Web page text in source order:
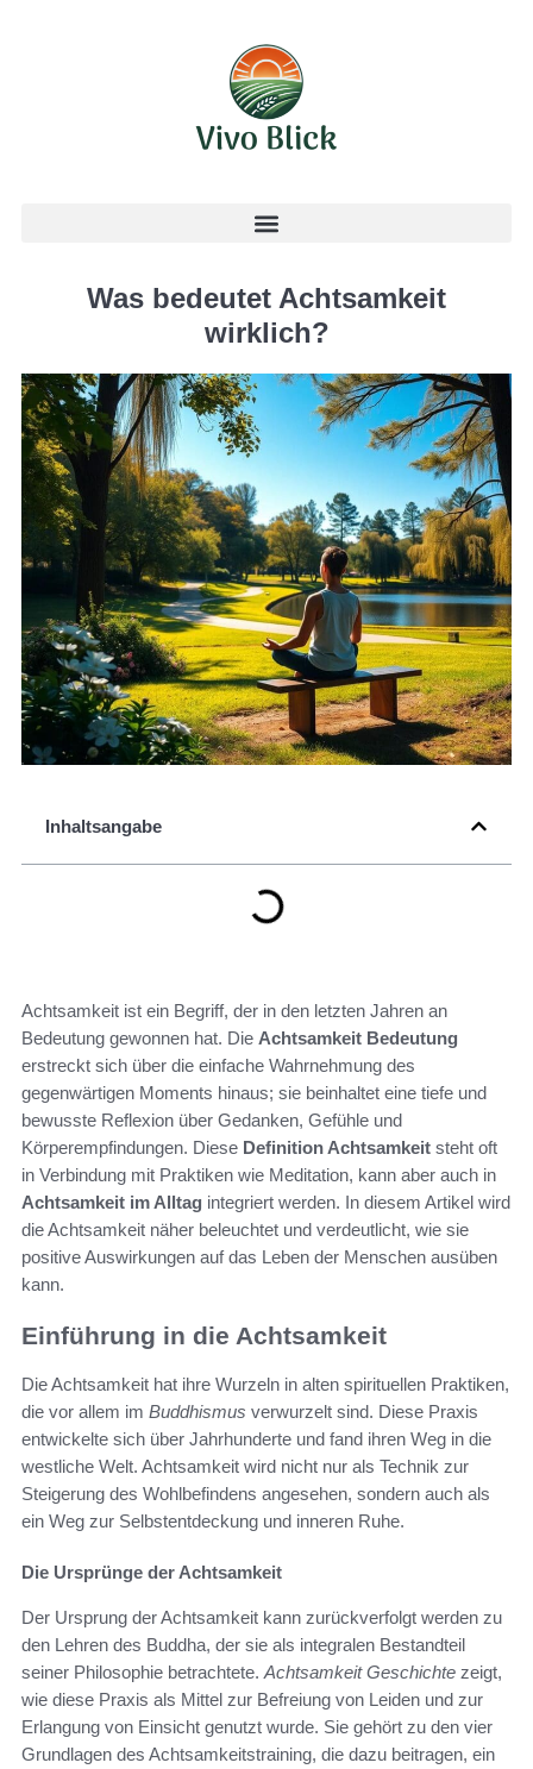
Was bedeutet Achtsamkeit
wirklich?
Inhaltsangabe
Achtsamkeit ist ein Begriff, der in den letzten Jahren an
Bedeutung gewonnen hat. Die Achtsamkeit Bedeutung
erstreckt sich über die einfache Wahrnehmung des
gegenwärtigen Moments hinaus; sie beinhaltet eine tiefe und
bewusste Reflexion über Gedanken, Gefühle und
Körperempfindungen. Diese Definition Achtsamkeit steht oft
in Verbindung mit Praktiken wie Meditation, kann aber auch in
Achtsamkeit im Alltag integriert werden. In diesem Artikel wird
die Achtsamkeit näher beleuchtet und verdeutlicht, wie sie
positive Auswirkungen auf das Leben der Menschen ausüben
kann.
Einführung in die Achtsamkeit
Die Achtsamkeit hat ihre Wurzeln in alten spirituellen Praktiken,
die vor allem im Buddhismus verwurzelt sind. Diese Praxis
entwickelte sich über Jahrhunderte und fand ihren Weg in die
westliche Welt. Achtsamkeit wird nicht nur als Technik zur
Steigerung des Wohlbefindens angesehen, sondern auch als
ein Weg zur Selbstentdeckung und inneren Ruhe.
Die Ursprünge der Achtsamkeit
Der Ursprung der Achtsamkeit kann zurückverfolgt werden zu
den Lehren des Buddha, der sie als integralen Bestandteil
seiner Philosophie betrachtete. Achtsamkeit Geschichte zeigt,
wie diese Praxis als Mittel zur Befreiung von Leiden und zur
Erlangung von Einsicht genutzt wurde. Sie gehört zu den vier
Grundlagen des Achtsamkeitstraining, die dazu beitragen, ein